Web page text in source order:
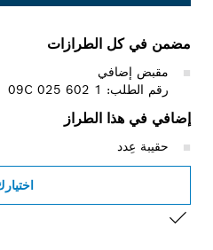
مضمن في كل الطرازات
مقبض إضافي
رقم الطلب: 1 602 025 09C
إضافي في هذا الطراز
حقيبة عِدد
اختيارك